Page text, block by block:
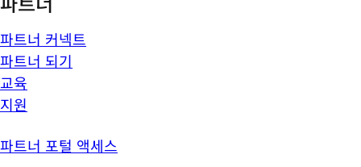
파트너 커넥트
파트너 되기
교육
지원
파트너 포털 액세스